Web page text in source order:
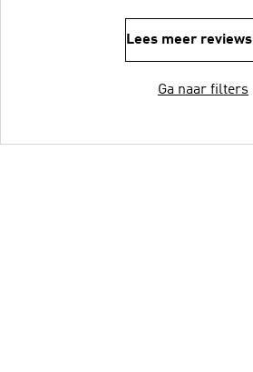
Lees meer reviews
Ga naar filters